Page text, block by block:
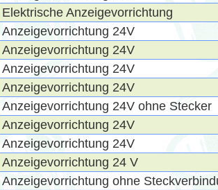
Elektrische Anzeigevorrichtung
Anzeigevorrichtung 24V
Anzeigevorrichtung 24V
Anzeigevorrichtung 24V
Anzeigevorrichtung 24V
Anzeigevorrichtung 24V ohne Stecker
Anzeigevorrichtung 24V
Anzeigevorrichtung 24V
Anzeigevorrichtung 24 V
Anzeigevorrichtung ohne